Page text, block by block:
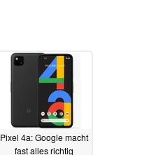
Pixel 4a: Google macht
fast alles richtig